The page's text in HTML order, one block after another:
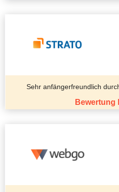
Sehr anfängerfreundlich
Bewertung